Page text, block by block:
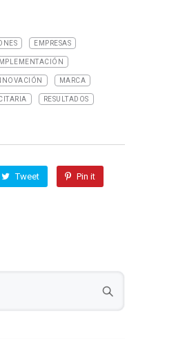
EMPRESAS
IMPLEMENTACIÓN
MARCA
RESULTADOS
Tweet Pin it